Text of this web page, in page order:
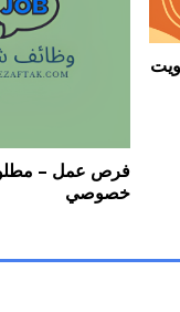
فرص عمل –
خصوصي